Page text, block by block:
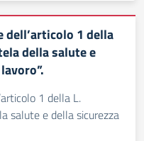
dell’articolo 1 della
della salute e
1 della L.
salute e della sicurezza